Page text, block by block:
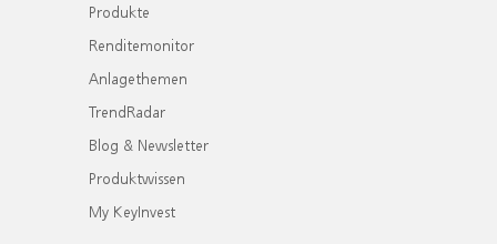
Produkte
Renditemonitor
Anlagethemen
TrendRadar
Blog & Newsletter
Produktwissen
My KeyInvest